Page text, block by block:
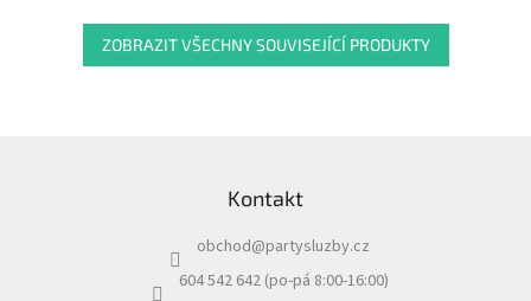
ZOBRAZIT VŠECHNY SOUVISEJÍCÍ PRODUKTY
Kontakt
obchod@partysluzby.cz
604 542 642 (po-pá 8:00-16:00)